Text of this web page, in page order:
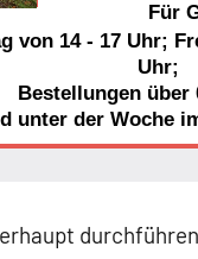
Für
von 14 - 17 Uhr;
Uhr;
Bestellungen über
unter der Woche